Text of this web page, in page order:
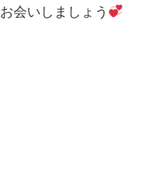
会いしましょう